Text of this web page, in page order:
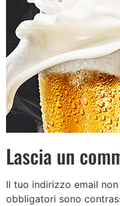
Lascia un
Il tuo indirizzo email
obbligatori sono